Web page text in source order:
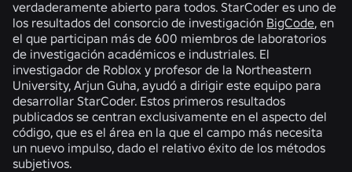
verdaderamente abierto para todos. StarCoder es uno de
los resultados del consorcio de investigación BigCode, en
el que participan más de 600 miembros de laboratorios
de investigación académicos e industriales. El
investigador de Roblox y profesor de la Northeastern
University, Arjun Guha, ayudó a dirigir este equipo para
desarrollar StarCoder. Estos primeros resultados
publicados se centran exclusivamente en el aspecto del
código, que es el área en la que el campo más necesita
un nuevo impulso, dado el relativo éxito de los métodos
subjetivos.